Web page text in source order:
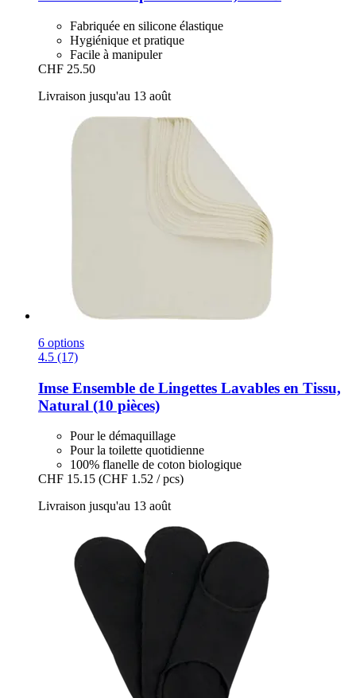
Fabriquée en silicone élastique
Hygiénique et pratique
Facile à manipuler
CHF 25.50
Livraison jusqu'au 13 août
6 options
4.5 (17)
Imse Ensemble de Lingettes Lavables en Tissu,
Natural (10 pièces)
Pour le démaquillage
Pour la toilette quotidienne
100% flanelle de coton biologique
CHF 15.15 (CHF 1.52 / pcs)
Livraison jusqu'au 13 août